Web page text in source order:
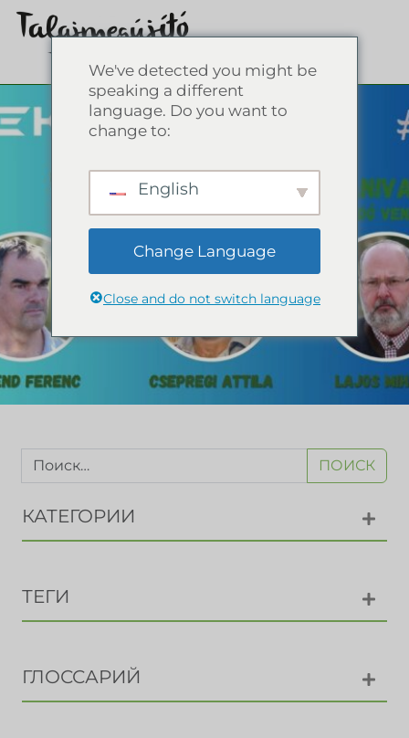
ПОИСК
КАТЕГОРИИ
ТЕГИ
ГЛОССАРИЙ
We've detected you might be
speaking a different
language. Do you want to
change to:
English
Change Language
Close and do not switch language